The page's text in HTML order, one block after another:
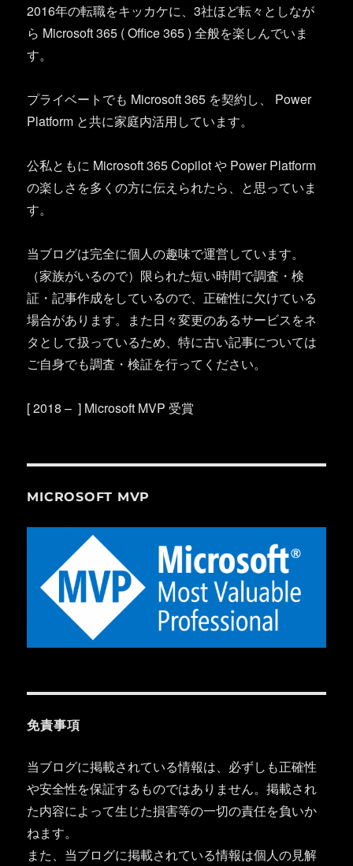
2016年の転職をキッカケに、3社ほど転々としなが
ら Microsoft 365 ( Office 365 ) 全般を楽しんでいま
す。
プライベートでも Microsoft 365 を契約し、 Power
Platform と共に家庭内活用しています。
公私ともに Microsoft 365 Copilot や Power Platform
の楽しさを多くの方に伝えられたら、と思っていま
す。
当ブログは完全に個人の趣味で運営しています。
（家族がいるので）限られた短い時間で調査・検
証・記事作成をしているので、正確性に欠けている
場合があります。また日々変更のあるサービスをネ
タとして扱っているため、特に古い記事については
ご自身でも調査・検証を行ってください。
[ 2018 – ] Microsoft MVP 受賞
MICROSOFT MVP
免責事項
当ブログに掲載されている情報は、必ずしも正確性
や安全性を保証するものではありません。掲載され
た内容によって生じた損害等の一切の責任を負いか
ねます。
また、当ブログに掲載されている情報は個人の見解